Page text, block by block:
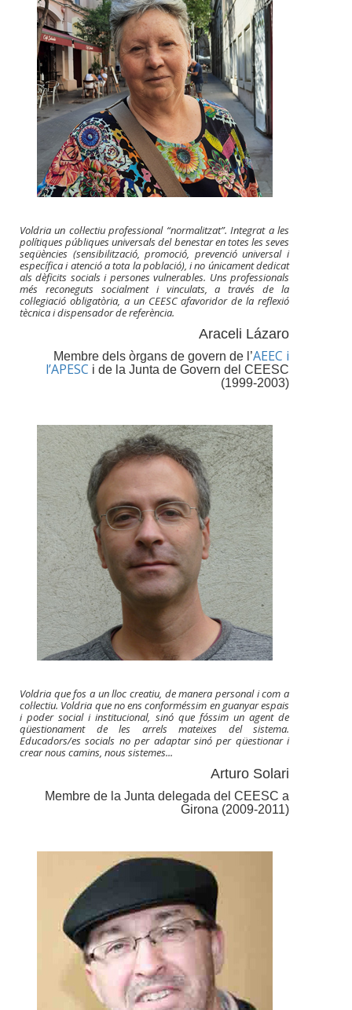
Voldria un col·lectiu professional “normalitzat”. Integrat a les
polítiques públiques universals del benestar en totes les seves
seqüències (sensibilització, promoció, prevenció universal i
específica i atenció a tota la població), i no únicament dedicat
als dèficits socials i persones vulnerables. Uns professionals
més reconeguts socialment i vinculats, a través de la
col·legiació obligatòria, a un CEESC afavoridor de la reflexió
tècnica i dispensador de referència.
Araceli Lázaro
Membre dels òrgans de govern de l’AEEC i
l’APESC i de la Junta de Govern del CEESC
(1999-2003)
Voldria que fos a un lloc creatiu, de manera personal i com a
col·lectiu. Voldria que no ens conforméssim en guanyar espais
i poder social i institucional, sinó que fóssim un agent de
qüestionament de les arrels mateixes del sistema.
Educadors/es socials no per adaptar sinó per qüestionar i
crear nous camins, nous sistemes...
Arturo Solari
Membre de la Junta delegada del CEESC a
Girona (2009-2011)